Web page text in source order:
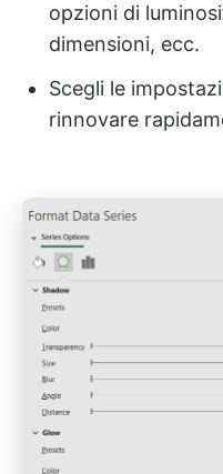
opzioni di
dimensioni, ecc.
Scegli le
rinnovare